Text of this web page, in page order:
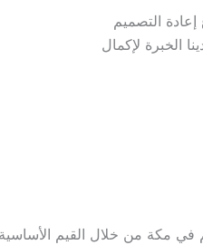
التصميم
الخبرة لإكمال
في مكة من خلال القيم